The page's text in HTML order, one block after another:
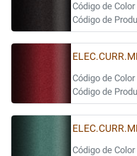
Código de
Código de
Código de
Código de
Código de